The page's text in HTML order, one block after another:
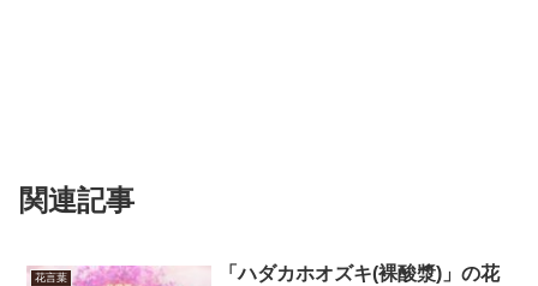
関連記事
花言葉
「ハダカホオズキ(裸酸漿)」の花